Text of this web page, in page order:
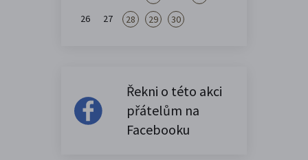
26
27 28 29 30
Řekni o této akci
přátelům na
Facebooku